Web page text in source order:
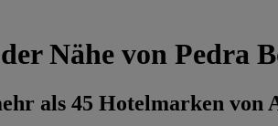
Nähe von Pedra
als 45 Hotelmarken von